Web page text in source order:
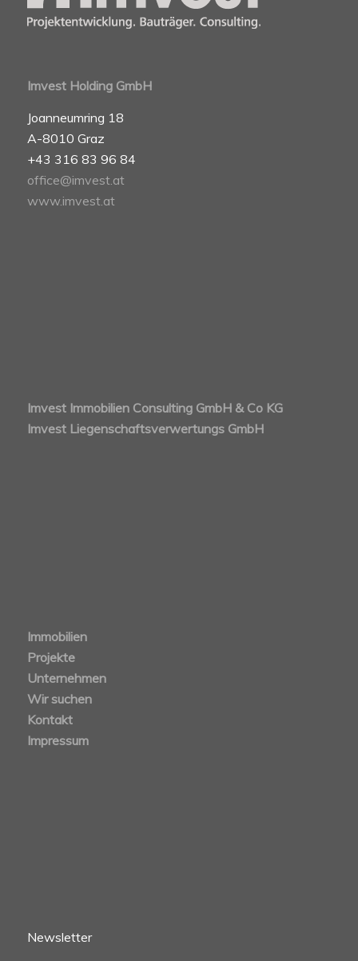
Imvest Holding GmbH
Joanneumring 18
A-8010 Graz
+43 316 83 96 84
office@imvest.at
www.imvest.at
Imvest Immobilien Consulting GmbH & Co KG
Imvest Liegenschaftsverwertungs GmbH
Immobilien
Projekte
Unternehmen
Wir suchen
Kontakt
Impressum
Newsletter